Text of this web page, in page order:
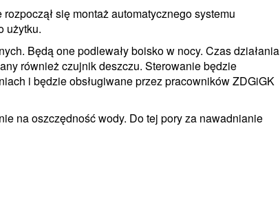
się montaż automatycznego systemu
użytku.
Będą one podlewały boisko w nocy. Czas działania
również czujnik deszczu. Sterowanie będzie
i będzie obsługiwane przez pracowników ZDGiGK
na oszczędność wody. Do tej pory za nawadnianie